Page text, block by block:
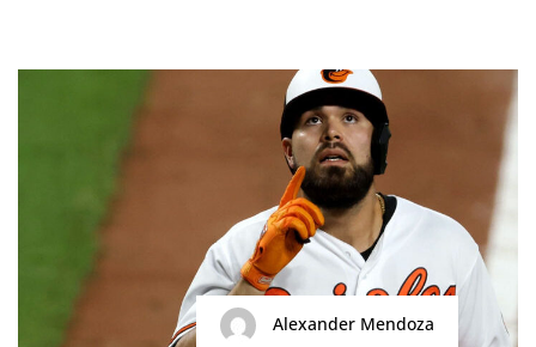
Alexander Mendoza